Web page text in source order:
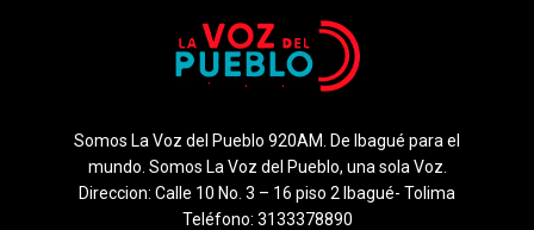
Somos La Voz del Pueblo 920AM. De Ibagué para el
mundo. Somos La Voz del Pueblo, una sola Voz.
Direccion: Calle 10 No. 3 – 16 piso 2 Ibagué- Tolima
Teléfono: 3133378890